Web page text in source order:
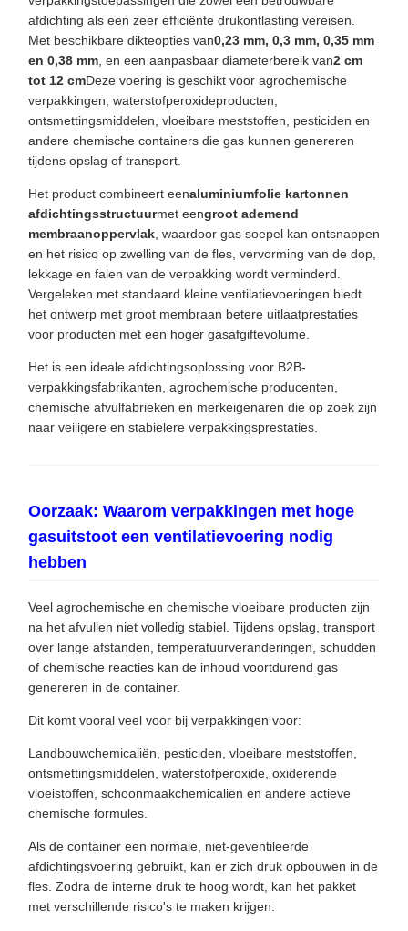
afdichting als een zeer efficiënte drukontlasting vereisen.
Met beschikbare dikteopties van0,23 mm, 0,3 mm, 0,35 mm
en 0,38 mm, en een aanpasbaar diameterbereik van2 cm
tot 12 cmDeze voering is geschikt voor agrochemische
verpakkingen, waterstofperoxideproducten,
ontsmettingsmiddelen, vloeibare meststoffen, pesticiden en
andere chemische containers die gas kunnen genereren
tijdens opslag of transport.
Het product combineert eenaluminiumfolie kartonnen
afdichtingsstructuurmet eengroot ademend
membraanoppervlak, waardoor gas soepel kan ontsnappen
en het risico op zwelling van de fles, vervorming van de dop,
lekkage en falen van de verpakking wordt verminderd.
Vergeleken met standaard kleine ventilatievoeringen biedt
het ontwerp met groot membraan betere uitlaatprestaties
voor producten met een hoger gasafgiftevolume.
Het is een ideale afdichtingsoplossing voor B2B-
verpakkingsfabrikanten, agrochemische producenten,
chemische afvulfabrieken en merkeigenaren die op zoek zijn
naar veiligere en stabielere verpakkingsprestaties.
Oorzaak: Waarom verpakkingen met hoge
gasuitstoot een ventilatievoering nodig
hebben
Veel agrochemische en chemische vloeibare producten zijn
na het afvullen niet volledig stabiel. Tijdens opslag, transport
over lange afstanden, temperatuurveranderingen, schudden
of chemische reacties kan de inhoud voortdurend gas
genereren in de container.
Dit komt vooral veel voor bij verpakkingen voor:
Landbouwchemicaliën, pesticiden, vloeibare meststoffen,
ontsmettingsmiddelen, waterstofperoxide, oxiderende
vloeistoffen, schoonmaakchemicaliën en andere actieve
chemische formules.
Als de container een normale, niet-geventileerde
afdichtingsvoering gebruikt, kan er zich druk opbouwen in de
fles. Zodra de interne druk te hoog wordt, kan het pakket
met verschillende risico's te maken krijgen: